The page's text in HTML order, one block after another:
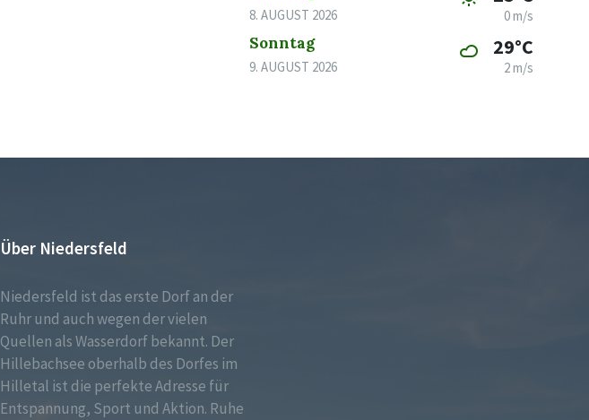
8. AUGUST 2026 0 m/s
Sonntag
9. AUGUST 2026
29°C
2 m/s
Über Niedersfeld
Niedersfeld ist das erste Dorf an der
Ruhr und auch wegen der vielen
Quellen als Wasserdorf bekannt. Der
Hillebachsee oberhalb des Dorfes im
Hilletal ist die perfekte Adresse für
Entspannung, Sport und Aktion. Ruhe